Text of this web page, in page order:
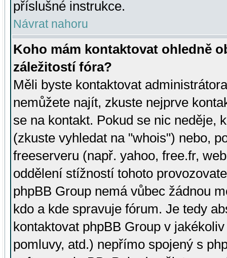
příslušné instrukce.
Návrat nahoru
Koho mám kontaktovat ohledně
záležitostí fóra?
Měli byste kontaktovat
nemůžete najít, zkuste nejprve
se na kontakt. Pokud se nic neděje,
(zkuste vyhledat na "whois") nebo,
freeserveru (např. yahoo, free.fr,
oddělení stížností tohoto
phpBB Group nemá vůbec žádnou
kdo a kde spravuje fórum. Je tedy
kontaktovat phpBB Group v
pomluvy, atd.) nepřímo spojený s